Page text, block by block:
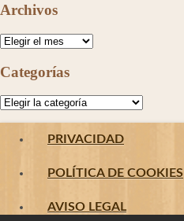
Archivos
Archivos
Categorías
Categorías
PRIVACIDAD
POLÍTICA DE COOKIES
AVISO LEGAL